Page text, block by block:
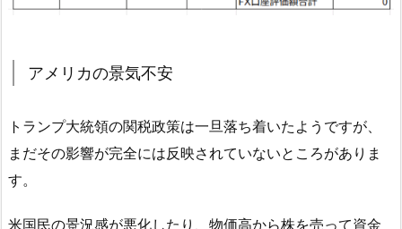
アメリカの景気不安
トランプ大統領の関税政策は一旦落ち着いたようですが、
まだその影響が完全には反映されていないところがありま
す。
米国民の景況感が悪化したり、物価高から株を売って資金